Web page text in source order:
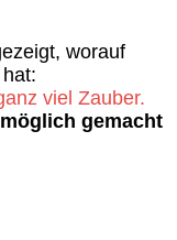
worauf
viel Zauber.
gemacht